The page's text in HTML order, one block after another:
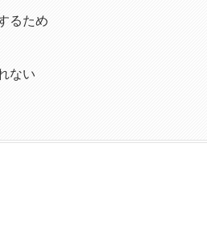
るため
ない